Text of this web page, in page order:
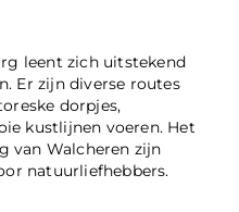
leent zich uitstekend
Er zijn diverse routes
dorpjes,
kustlijnen voeren. Het
van Walcheren zijn
natuurliefhebbers.